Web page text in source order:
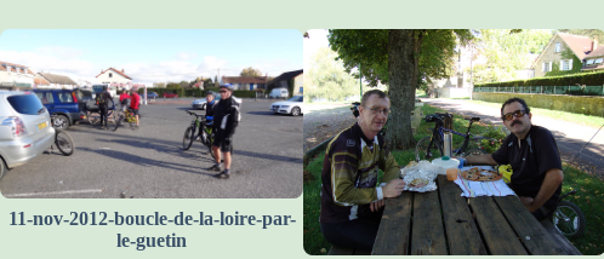
11-nov-2012-boucle-de-la-loire-par-
le-guetin